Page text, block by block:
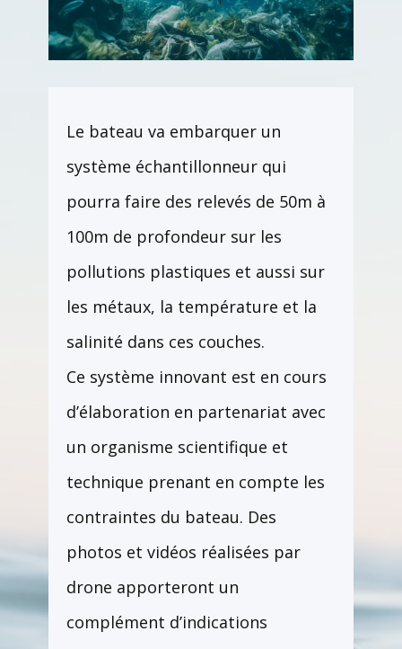
Le bateau va embarquer un
système échantillonneur qui
pourra faire des relevés de 50m à
100m de profondeur sur les
pollutions plastiques et aussi sur
les métaux, la température et la
salinité dans ces couches.
Ce système innovant est en cours
d’élaboration en partenariat avec
un organisme scientifique et
technique prenant en compte les
contraintes du bateau. Des
photos et vidéos réalisées par
drone apporteront un
complément d’indications